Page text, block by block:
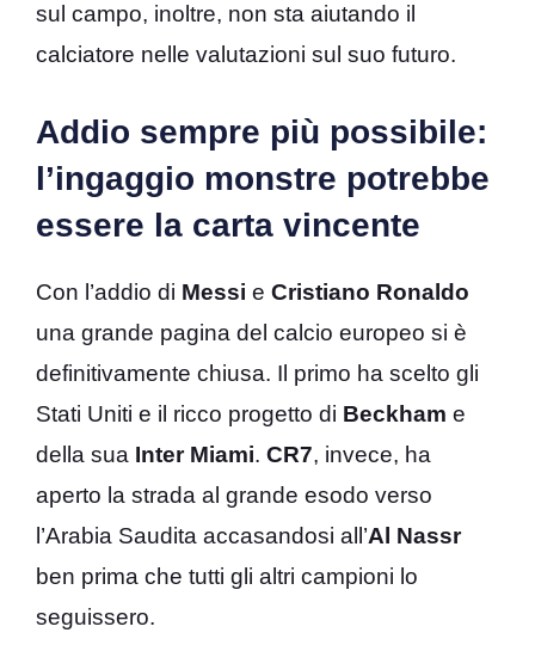
sul campo, inoltre, non sta aiutando il
calciatore nelle valutazioni sul suo futuro.
Addio sempre più possibile:
l’ingaggio monstre potrebbe
essere la carta vincente
Con l’addio di Messi e Cristiano Ronaldo
una grande pagina del calcio europeo si è
definitivamente chiusa. Il primo ha scelto gli
Stati Uniti e il ricco progetto di Beckham e
della sua Inter Miami. CR7, invece, ha
aperto la strada al grande esodo verso
l’Arabia Saudita accasandosi all’Al Nassr
ben prima che tutti gli altri campioni lo
seguissero.